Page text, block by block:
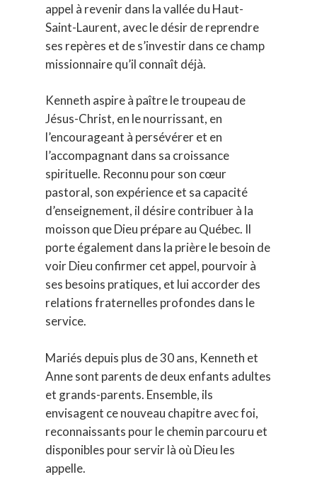
appel à revenir dans la vallée du Haut-
Saint-Laurent, avec le désir de reprendre
ses repères et de s’investir dans ce champ
missionnaire qu’il connaît déjà.
Kenneth aspire à paître le troupeau de
Jésus-Christ, en le nourrissant, en
l’encourageant à persévérer et en
l’accompagnant dans sa croissance
spirituelle. Reconnu pour son cœur
pastoral, son expérience et sa capacité
d’enseignement, il désire contribuer à la
moisson que Dieu prépare au Québec. Il
porte également dans la prière le besoin de
voir Dieu confirmer cet appel, pourvoir à
ses besoins pratiques, et lui accorder des
relations fraternelles profondes dans le
service.
Mariés depuis plus de 30 ans, Kenneth et
Anne sont parents de deux enfants adultes
et grands-parents. Ensemble, ils
envisagent ce nouveau chapitre avec foi,
reconnaissants pour le chemin parcouru et
disponibles pour servir là où Dieu les
appelle.